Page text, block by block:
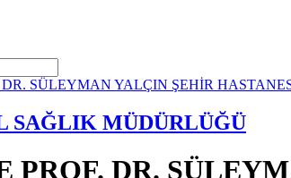
SAĞLIK MÜDÜRLÜĞÜ
PROF. DR.